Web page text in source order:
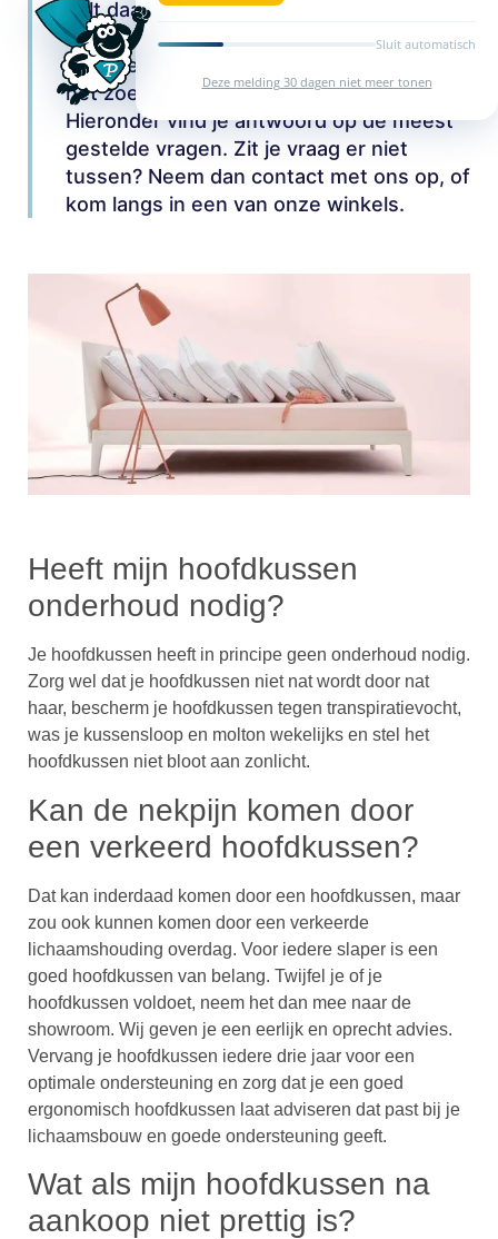
Sluit automatisch
Deze melding 30 dagen niet meer tonen
zult daardoor misschien wel met een
hoop vragen zitten over wat er bij komt
kijken en wat er mogelijk is wat betreft
het zoeken van een goed kussen.
Hieronder vind je antwoord op de meest
gestelde vragen. Zit je vraag er niet
tussen? Neem dan contact met ons op, of
kom langs in een van onze winkels.
Heeft mijn hoofdkussen
onderhoud nodig?
Je hoofdkussen heeft in principe geen onderhoud nodig.
Zorg wel dat je hoofdkussen niet nat wordt door nat
haar, bescherm je hoofdkussen tegen transpiratievocht,
was je kussensloop en molton wekelijks en stel het
hoofdkussen niet bloot aan zonlicht.
Kan de nekpijn komen door
een verkeerd hoofdkussen?
Dat kan inderdaad komen door een hoofdkussen, maar
zou ook kunnen komen door een verkeerde
lichaamshouding overdag. Voor iedere slaper is een
goed hoofdkussen van belang. Twijfel je of je
hoofdkussen voldoet, neem het dan mee naar de
showroom. Wij geven je een eerlijk en oprecht advies.
Vervang je hoofdkussen iedere drie jaar voor een
optimale ondersteuning en zorg dat je een goed
ergonomisch hoofdkussen laat adviseren dat past bij je
lichaamsbouw en goede ondersteuning geeft.
Wat als mijn hoofdkussen na
aankoop niet prettig is?